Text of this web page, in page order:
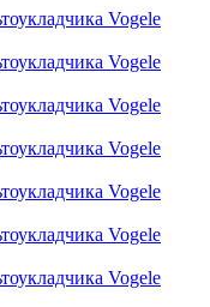
Vogele
Vogele
Vogele
Vogele
Vogele
Vogele
Vogele